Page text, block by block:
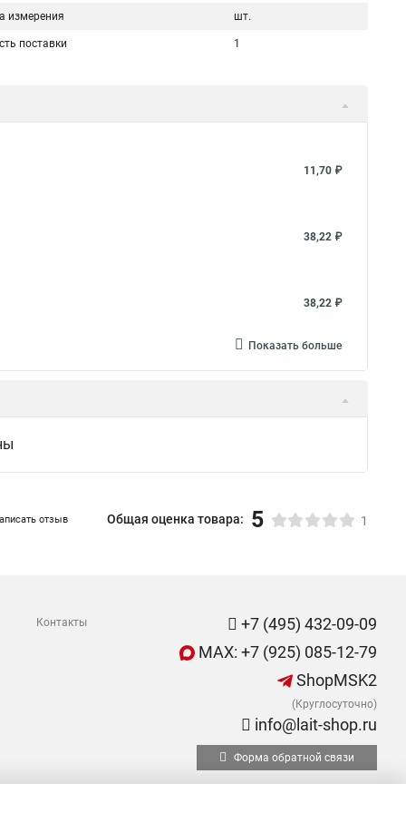
измерения шт.
поставки 1
11,70 ₽
38,22 ₽
38,22 ₽
Показать больше
отзыв Общая оценка товара: 5 1
Контакты
+7 (495) 432-09-09
MAX: +7 (925) 085-12-79
ShopMSK2
(Круглосуточно)
info@lait-shop.ru
Форма обратной связи